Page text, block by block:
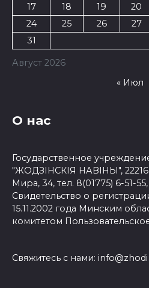
Август 2026
17
18 19 20
24
25 26 27
31
« Июл
О нас
Государственное
"ЖОДЗІНСКІЯ НАВІНЫ",
Мира, 34, тел. 8(01775) 6-51-
Свидетельство о
15.11.2002 года Минским
комитетом
Свяжитесь с нами: